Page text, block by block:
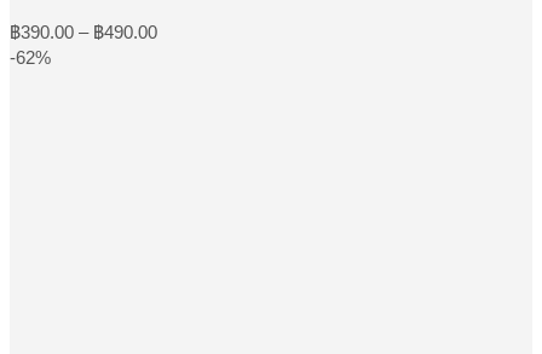
be
chosen
on
฿390.00 – ฿490.00Price
-62%